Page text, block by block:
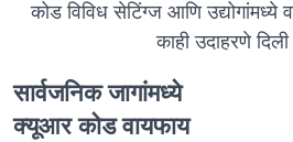
कोड विविध सेटिंग्ज आणि
काही उदाहरणे
सार्वजनिक जागांमध्ये
क्यूआर कोड वायफाय